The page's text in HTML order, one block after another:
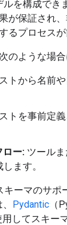
を構成でき
が保証され
るプロセスが
のような場合
トから名前
トを事前定
ー: ツール
ます。
キーマのサポ
Pydantic （
用してスキー